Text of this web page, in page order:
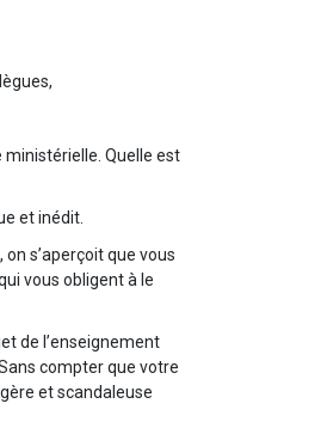
ministérielle. Quelle est
et inédit.
s’aperçoit que vous
vous obligent à le
de l’enseignement
compter que votre
et scandaleuse